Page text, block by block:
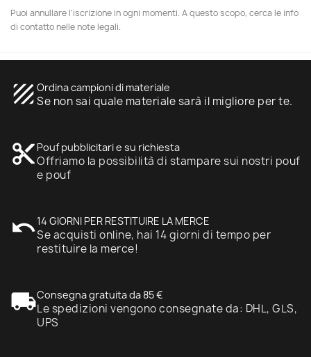
Puoi annullare l'iscrizione in ogni momenti. A questo scopo, cerca le info
di contatto nelle note legali.
texture Ordina campioni di materiale
Se non sai quale materiale sarà il migliore per te.
content_cut Pouf pubblicitari e su richiesta
Offriamo la possibilità di stampare sui nostri pouf
e pouf
undo14 GIORNI PER RESTITUIRE LA MERCE
Se acquisti online, hai 14 giorni di tempo per
restituire la merce!
local_shippingConsegna gratuita da 85 €
Le spedizioni vengono consegnate da: DHL, GLS,
UPS